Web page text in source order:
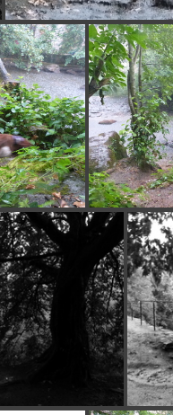
P1140103